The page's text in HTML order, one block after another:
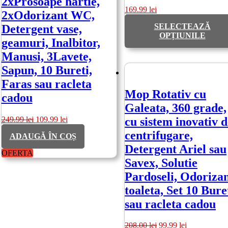
2xOdorizant WC,
Detergent vase,
geamuri, Inalbitor,
Manusi, 3Lavete,
Sapun, 10 Bureti,
Faras sau racleta
cadou
249.99lei Prețul
a
109.99 leiPrețul
curent
este:
109.99 lei.
ADAUGĂ ÎN COȘ
OFERTA
169.99lei
SELECTEAZĂ
OPȚIUNILE
Mop Rotativ cu
Galeata, 360 grade,
cu sistem inovativ
centrifugare,
Detergent Ariel sau
Savex, Solutie
Pardoseli,
toaleta, Set 10
sau racleta cadou
208.00lei Prețul
99.99lei